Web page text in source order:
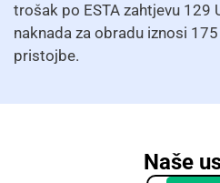
trošak po ESTA zahtjevu 129
naknada za obradu iznosi
pristojbe.
Naše